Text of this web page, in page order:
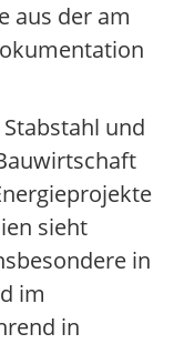
aus der am
und
sieht
in
im
in